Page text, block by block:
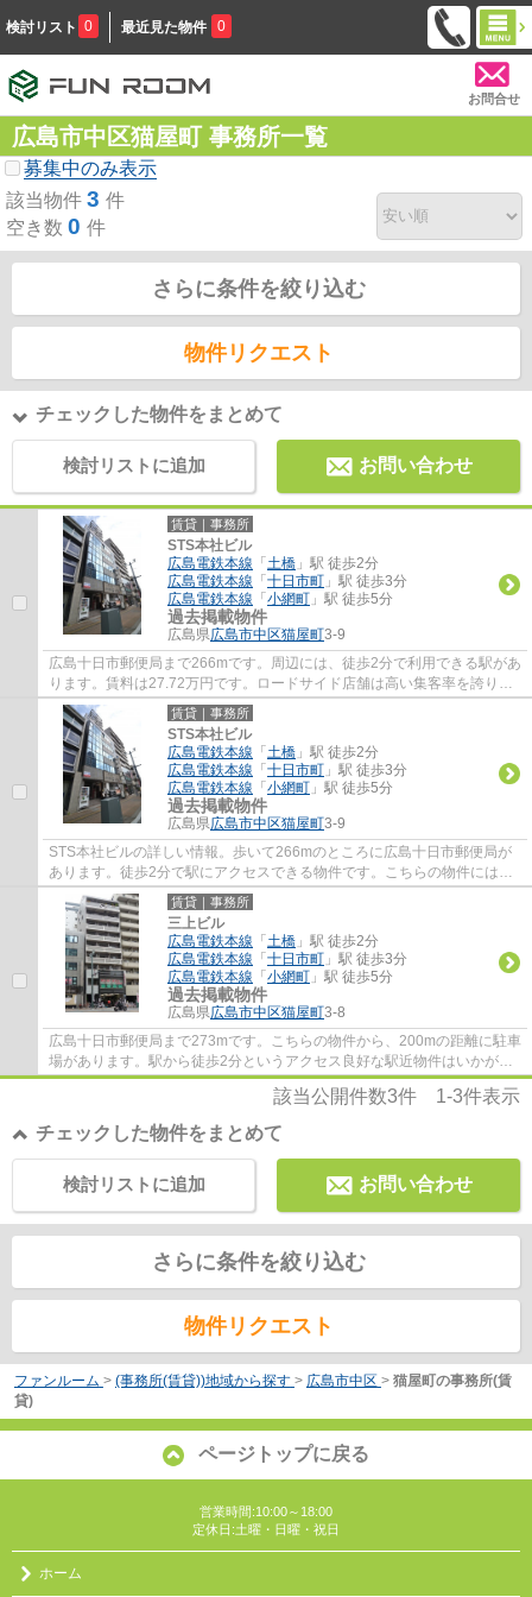
検討リスト 0 最近見た物件 0
お問合せ
広島市中区猫屋町 事務所一覧
募集中のみ表示
該当物件 3 件
空き数 0 件
さらに条件を絞り込む
物件リクエスト
チェックした物件をまとめて
検討リストに追加 お問い合わせ
賃貸｜事務所
STS本社ビル
広島電鉄本線 「 土橋 」駅 徒歩2分
広島電鉄本線 「 十日市町 」駅 徒歩3分
広島電鉄本線 「 小網町 」駅 徒歩5分
過去掲載物件
広島県広島市中区猫屋町3-9
広島十日市郵便局まで266mです。周辺には、徒歩2分で利用できる駅があ
ります。賃料は27.72万円です。ロードサイド店舗は高い集客率を誇りま
す。
賃貸｜事務所
STS本社ビル
広島電鉄本線 「 土橋 」駅 徒歩2分
広島電鉄本線 「 十日市町 」駅 徒歩3分
広島電鉄本線 「 小網町 」駅 徒歩5分
過去掲載物件
広島県広島市中区猫屋町3-9
STS本社ビルの詳しい情報。歩いて266mのところに広島十日市郵便局が
あります。徒歩2分で駅にアクセスできる物件です。こちらの物件にはエ
レベーターがあります。
賃貸｜事務所
三上ビル
広島電鉄本線 「 土橋 」駅 徒歩2分
広島電鉄本線 「 十日市町 」駅 徒歩3分
広島電鉄本線 「 小網町 」駅 徒歩5分
過去掲載物件
広島県広島市中区猫屋町3-8
広島十日市郵便局まで273mです。こちらの物件から、200mの距離に駐車
場があります。駅から徒歩2分というアクセス良好な駅近物件はいかがで
すか。
該当公開件数3件 1-3件表示
チェックした物件をまとめて
お問い合わせ
検討リストに追加
さらに条件を絞り込む
物件リクエスト
ファンルーム > (事務所(賃貸))地域から探す > 広島市中区 > 猫屋町の事務所(賃
貸)
ページトップに戻る
営業時間:10:00～18:00
定休日:土曜・日曜・祝日
ホーム